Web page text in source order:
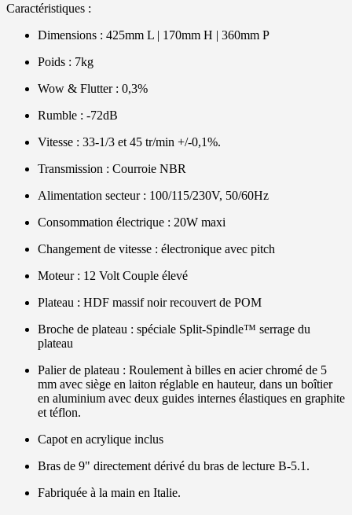
Caractéristiques :
Dimensions : 425mm L | 170mm H | 360mm P
Poids : 7kg
Wow & Flutter : 0,3%
Rumble : -72dB
Vitesse : 33-1/3 et 45 tr/min +/-0,1%.
Transmission : Courroie NBR
Alimentation secteur : 100/115/230V, 50/60Hz
Consommation électrique : 20W maxi
Changement de vitesse : électronique avec pitch
Moteur : 12 Volt Couple élevé
Plateau : HDF massif noir recouvert de POM
Broche de plateau : spéciale Split-Spindle™ serrage du
plateau
Palier de plateau : Roulement à billes en acier chromé de 5
mm avec siège en laiton réglable en hauteur, dans un boîtier
en aluminium avec deux guides internes élastiques en graphite
et téflon.
Capot en acrylique inclus
Bras de 9" directement dérivé du bras de lecture B-5.1.
Fabriquée à la main en Italie.